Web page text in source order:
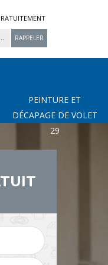
PEINTURE ET
DÉCAPAGE DE VOLET
29
Peinture Extérieure 29